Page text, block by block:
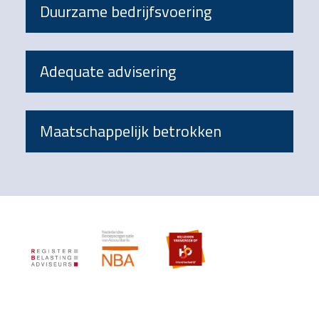
Duurzame bedrijfsvoering
Adequate advisering
Maatschappelijk betrokken